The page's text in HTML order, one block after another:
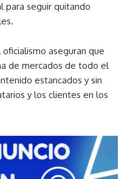
para seguir quitando
aseguran que
de mercados de todo el
estancados y sin
y los clientes en los